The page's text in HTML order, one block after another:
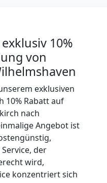
10%
von
exklusiven
10% Rabatt auf
nach
Angebot ist
der
wird,
konzentriert sich